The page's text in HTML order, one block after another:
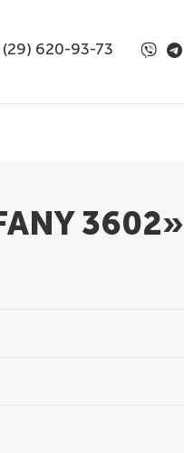
(29) 620-93-73
3602»